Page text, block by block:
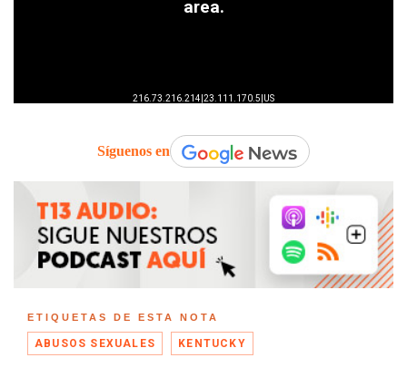
Síguenos en
ETIQUETAS DE ESTA NOTA
ABUSOS SEXUALES KENTUCKY